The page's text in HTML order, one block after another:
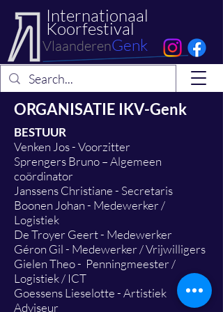
Internationaal
Koorfestival
VlaanderenGenk
ORGANISATIE IKV-Genk
BESTUUR
Venken Jos - Voorzitter
Sprengers Bruno – Algemeen
coördinator
Janssens Christiane - Secretaris
Boonen Johan - Medewerker /
Logistiek
De Troyer Geert - Medewerker
Géron Gil - Medewerker / Vrijwilligers
Gielen Theo - Penningmeester /
Logistiek / ICT
Goessens Lieselotte - Artistiek
Adviseur